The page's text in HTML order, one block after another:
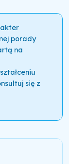
porady
na
się z